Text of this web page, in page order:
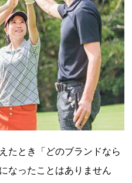
たとき「どのブランドなら
なったことはありません